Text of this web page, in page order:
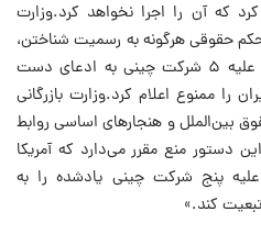
که آن را اجرا نخواهد کرد.وزارت
حقوقی هرگونه به رسمیت شناختن،
اجرا یا تبعیت از تحریم‌های آمریکا علیه ۵ شرکت چینی به ادعای دست
را ممنوع اعلام کرد.وزارت بازرگانی
بین‌الملل و هنجارهای اساسی روابط
دستور منع مقرر می‌دارد که آمریکا
پنج شرکت چینی یادشده را به
کند.»